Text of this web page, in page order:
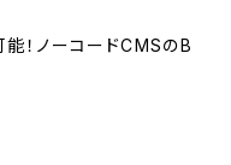
！ノーコードCMSのB